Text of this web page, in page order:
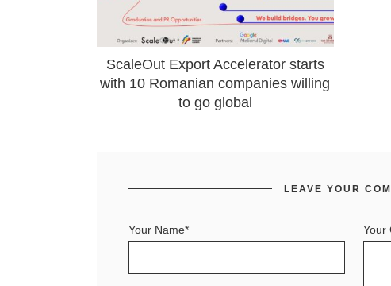
ScaleOut Export Accelerator starts
with 10 Romanian companies willing
to go global
LEAVE YOUR
Your
Your Name*